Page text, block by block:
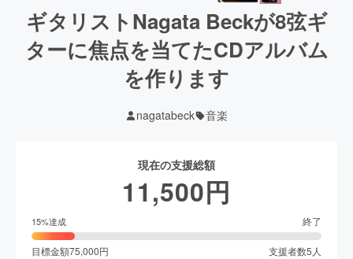
ギタリストNagata Beckが8弦ギ
ターに焦点を当てたCDアルバム
を作ります
nagatabeck 音楽
現在の支援総額
11,500円
15%達成 終了
目標金額75,000円 支援者数5 人